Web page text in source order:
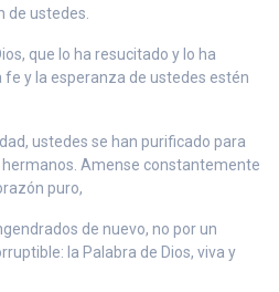
de ustedes.
que lo ha resucitado y lo ha
y la esperanza de ustedes estén
ustedes se han purificado para
Amense constantemente
puro,
de nuevo, no por un
la Palabra de Dios, viva y